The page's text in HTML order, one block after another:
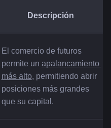
Descripción
El comercio de futuros
permite un apalancamiento
más alto, permitiendo abrir
posiciones más grandes
que su capital.